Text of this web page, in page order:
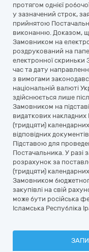
протягом однієї
у зазначений строк,
прийнятою
виконанню. Доказом,
Замовником на
роздрукований на
електронної скриньки
час та дату
з вимогами
національній валюті
здійснюється лише
Замовником на
видаткових
(тридцяти)
відповідних
Підставою для
Постачальника. У
розрахунок за
(тридцяти)
Замовником
закупівлі на свій
може бути російська
Ісламська Республіка